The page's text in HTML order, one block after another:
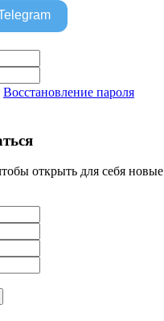
Восстановление пароля
открыть для себя новые